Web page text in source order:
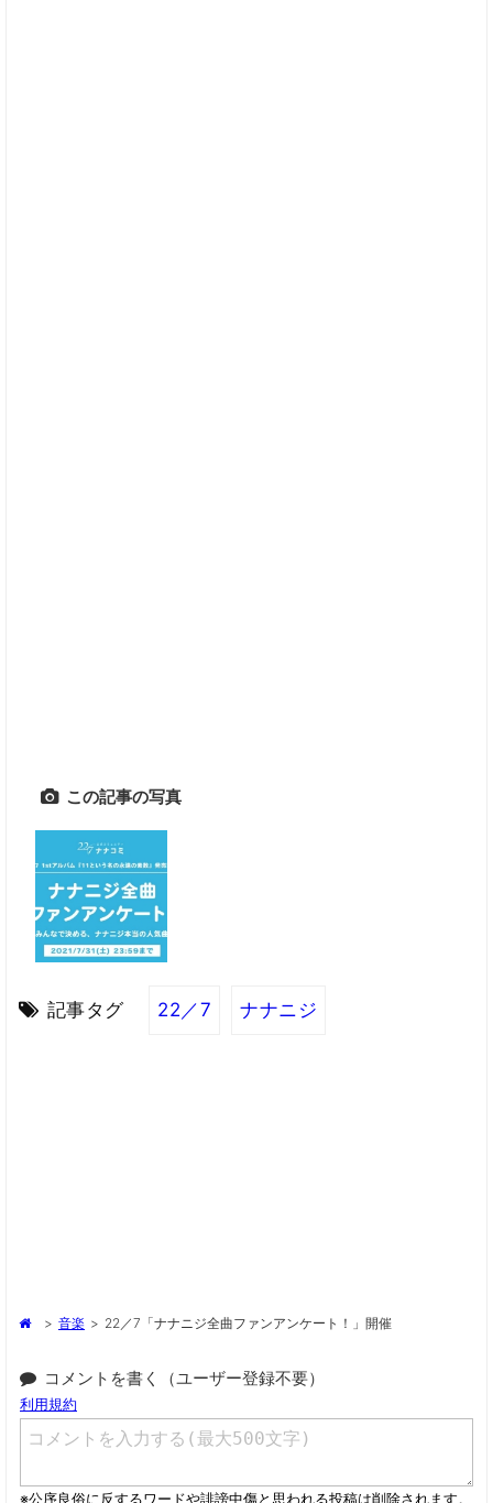
この記事の写真
記事タグ 22／7 ナナニジ
> 音楽 > 22／7「ナナニジ全曲ファンアンケート！」開催
コメントを書く（ユーザー登録不要）